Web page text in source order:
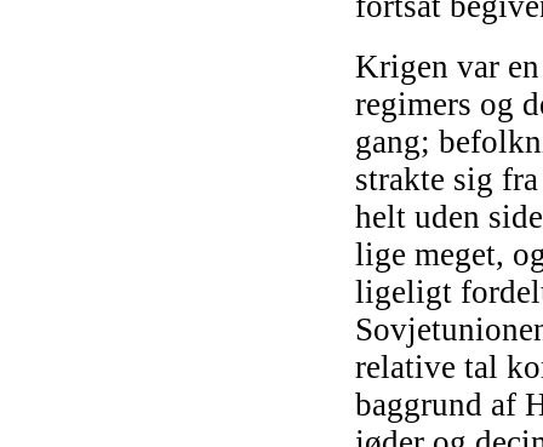
Krigen var
regimers og
gang;
strakte sig
helt uden
lige meget,
ligeligt
relative tal
baggrund af